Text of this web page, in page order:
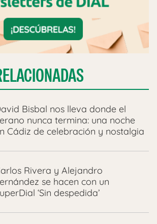
Bisbal nos lleva donde el
nunca termina: una noche
Cádiz de celebración y nostalgia
Rivera y Alejandro
se hacen con un
‘Sin despedida’